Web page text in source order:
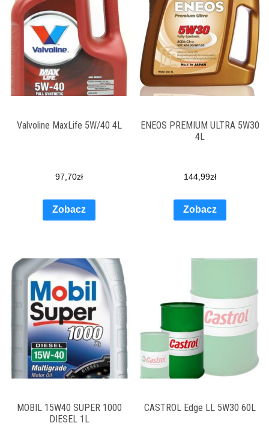
Valvoline MaxLife 5W/40 4L
97,70zł
Zobacz
ENEOS PREMIUM ULTRA 5W30
4L
144,99zł
Zobacz
MOBIL 15W40 SUPER 1000
DIESEL 1L
CASTROL Edge LL 5W30 60L